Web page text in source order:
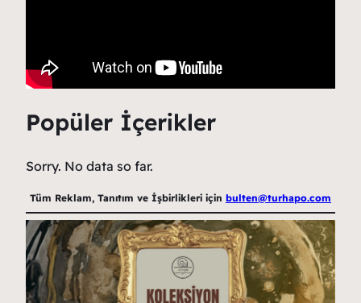
Popüler İçerikler
Sorry. No data so far.
Tüm Reklam, Tanıtım ve İşbirlikleri için bulten@turhapo.com